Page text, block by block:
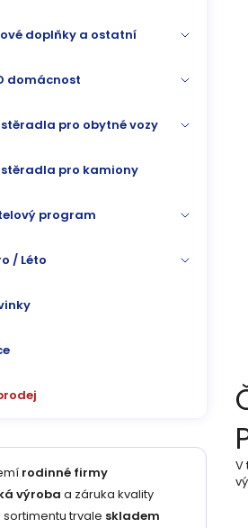
doplňky a ostatní
domácnost
pro obytné vozy
pro kamiony
program
/ Léto
rodinné firmy
výroba a záruka kvality
sortimentu trvale skladem
k
t
V